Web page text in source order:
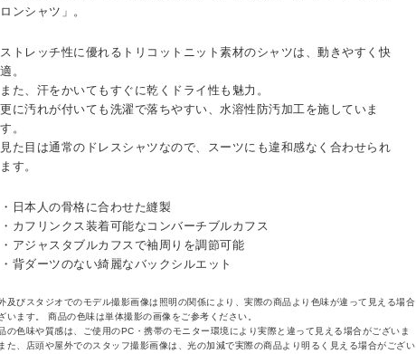
ロンシャツ」。
ストレッチ性に優れるトリコットニット素材のシャツは、動きやすく快
適。
また、汗をかいてもすぐに乾くドライ性も魅力。
更に汚れが付いても洗濯で落ちやすい、水溶性防汚加工を施していま
す。
見た目は通常のドレスシャツなので、スーツにも違和感なく合わせられ
ます。
・日本人の骨格に合わせた縫製
・カフリンクス装着可能なコンバーチブルカフス
・アジャスタブルカフスで袖周りを調節可能
・背ダーツのない綺麗なバックシルエット
及びスタジオでのモデル撮影画像は照明の関係により、実際の商品より色味が違って見える場合
います。 商品の色味は単体撮影の画像をご参考ください。
の色味や質感は、ご使用のPC・携帯のモニター環境により実際と違って見える場合がございま
た、店頭や屋外でのスタッフ撮影画像は、光の加減で実際の商品より明るく見える場合がござい